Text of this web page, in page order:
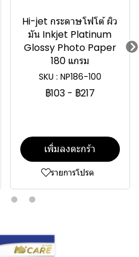
Hi-jet กระดาษโฟโต้ ผิว
มัน Inkjet Platinum
Glossy Photo Paper
180 แกรม
SKU : NP186-100
฿103- ฿217
เพิ่มลงตะกร้า
รายการโปรด